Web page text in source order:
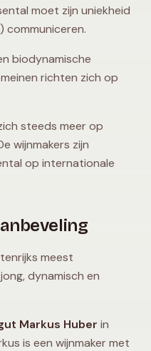
moet zijn uniekheid
communiceren.
biodynamische
richten zich op
steeds meer op
wijnmakers zijn
op internationale
meest
dynamisch en
Markus Huber in
is een wijnmaker met